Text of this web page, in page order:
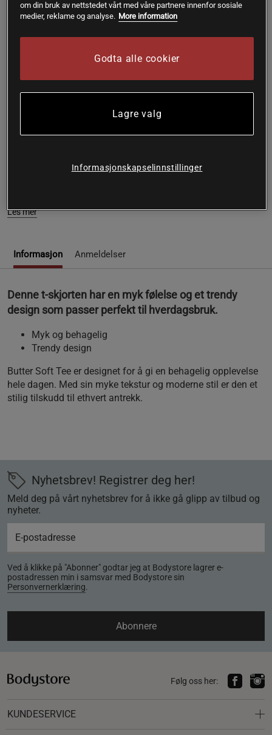
Les mer
Informasjon Anmeldelser
Denne t-skjorten har en myk følelse og et trendy
design som passer perfekt til hverdagsbruk.
Myk og behagelig
Trendy design
Butter Soft Tee er designet for å gi en behagelig opplevelse
hele dagen. Med sin myke tekstur og moderne stil er den et
stilig tilskudd til ethvert antrekk.
Nyhetsbrev! Registrer deg her!
Meld deg på vårt nyhetsbrev for å ikke gå glipp av tilbud og
nyheter.
Ved å klikke på "Abonner" godtar jeg at Bodystore lagrer e-
postadressen min i samsvar med Bodystore sin
Personvernerklæring.
Abonnere
Følg oss her:
KUNDESERVICE
om din bruk av nettstedet vårt med våre partnere innenfor sosiale
medier, reklame og analyse. More information
Godta alle cookier
Lagre valg
Informasjonskapselinnstillinger